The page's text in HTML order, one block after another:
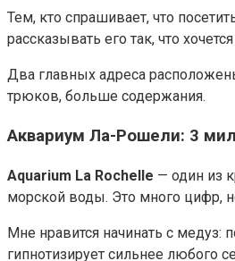
Тем, кто спрашивает, что
рассказывать его так, что
Два главных адреса
трюков, больше содержания.
Аквариум Ла-Рошели: 3
Aquarium La Rochelle — один из
морской воды. Это много цифр,
Мне нравится начинать с
гипнотизирует сильнее любого